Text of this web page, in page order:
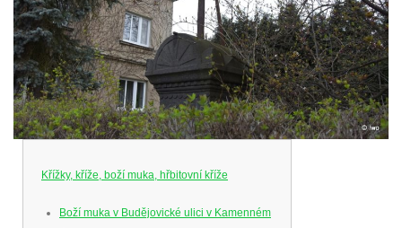
Křížky, kříže, boží muka, hřbitovní kříže
Boží muka v Budějovické ulici v Kamenném